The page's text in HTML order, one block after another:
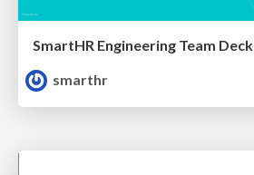
SmartHR Engineering Team Deck
smarthr